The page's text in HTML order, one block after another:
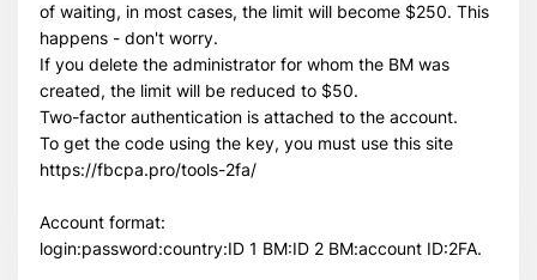
of waiting, in most cases, the limit will become $250. This
happens - don't worry.
If you delete the administrator for whom the BM was
created, the limit will be reduced to $50.
Two-factor authentication is attached to the account.
To get the code using the key, you must use this site
https://fbcpa.pro/tools-2fa/
Account format:
login:password:country:ID 1 BM:ID 2 BM:account ID:2FA.
Всего позиций в корзине
Сумма к оплате (без скидок)